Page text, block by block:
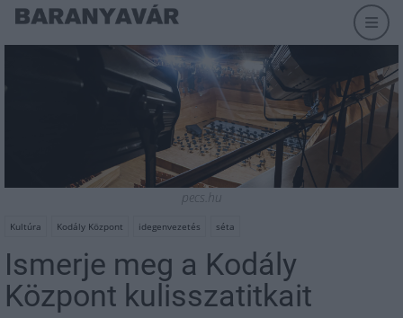
pecs.hu
Kultúra Kodály Központ idegenvezetés séta
Ismerje meg a Kodály
Központ kulisszatitkait